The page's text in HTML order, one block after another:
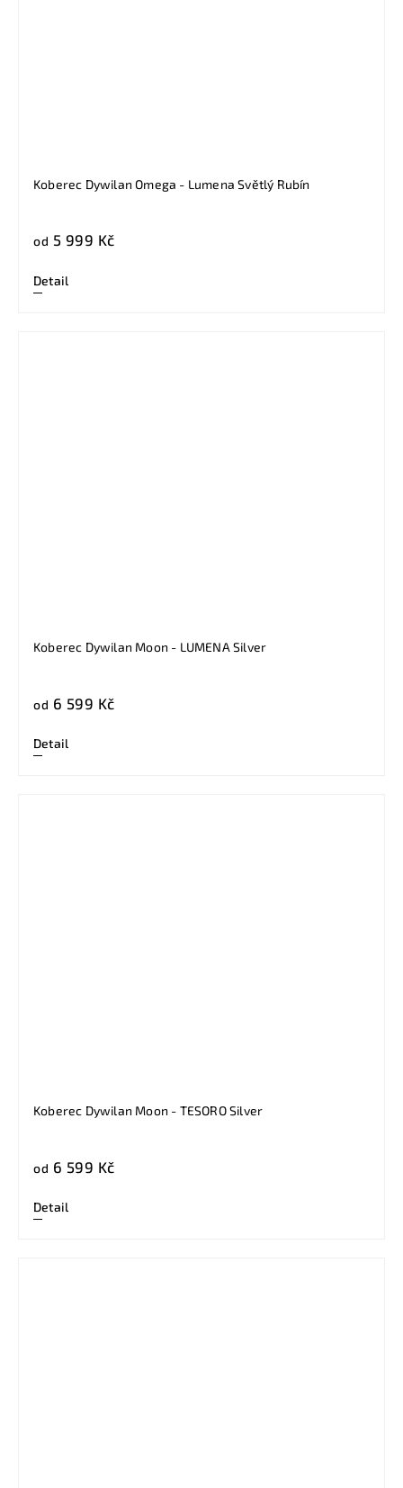
Koberec Dywilan Omega - Lumena Světlý Rubín
od 5 999 Kč
Detail
Koberec Dywilan Moon - LUMENA Silver
od 6 599 Kč
Detail
Koberec Dywilan Moon - TESORO Silver
od 6 599 Kč
Detail